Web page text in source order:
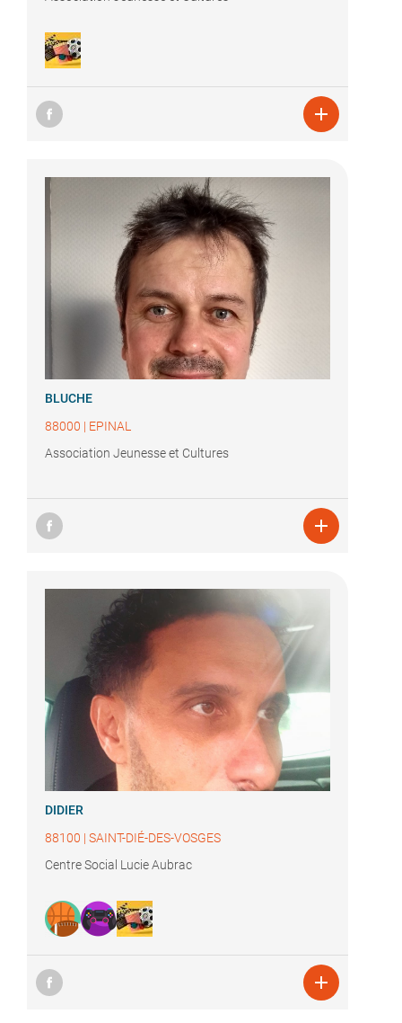

BLUCHE
88000 | EPINAL
Association Jeunesse et Cultures

DIDIER
88100 | SAINT-DIÉ-DES-VOSGES
Centre Social Lucie Aubrac
